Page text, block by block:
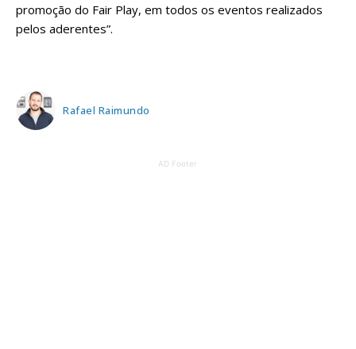
promoção do Fair Play, em todos os eventos realizados
pelos aderentes”.
Rafael Raimundo
AD Footer